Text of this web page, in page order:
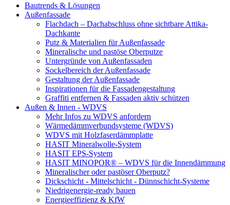
Bautrends & Lösungen
Außenfassade
Flachdach – Dachabschluss ohne sichtbare Attika-
Dachkante
Putz & Materialien für Außenfassade
Mineralische und pastöse Oberputze
Untergründe von Außenfassaden
Sockelbereich der Außenfassade
Gestaltung der Außenfassade
Inspirationen für die Fassadengestaltung
Graffiti entfernen & Fassaden aktiv schützen
Außen & Innen - WDVS
Mehr Infos zu WDVS anfordern
Wärmedämmverbundsysteme (WDVS)
WDVS mit Holzfaserdämmplatte
HASIT Mineralwolle-System
HASIT EPS-System
HASIT MINOPOR® – WDVS für die Innendämmung
Mineralischer oder pastöser Oberputz?
Dickschicht - Mittelschicht - Dünnschicht-Systeme
Niedrigenergie-ready bauen
Energieeffizienz & KfW